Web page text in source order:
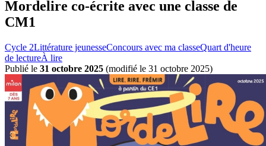
Mordelire co-écrite avec une classe de
CM1
Cycle 2Littérature jeunesseConcours avec ma classeQuart d'heure
de lectureÀ lire
Publié le 31 octobre 2025 (modifié le 31 octobre 2025)